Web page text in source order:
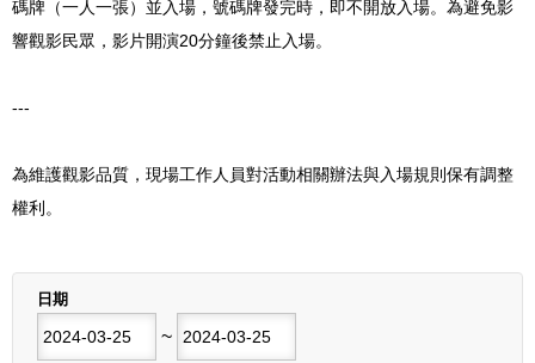
碼牌（一人一張）並入場，號碼牌發完時，即不開放入場。為避免影
響觀影民眾，影片開演20分鐘後禁止入場。
---
為維護觀影品質，現場工作人員對活動相關辦法與入場規則保有調整
權利。
日期
~